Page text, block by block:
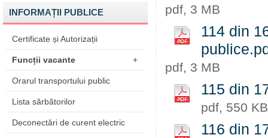
INFORMAȚII PUBLICE
Certificate și Autorizații
Funcții vacante +
Orarul transportului public
Lista sărbătorilor
Deconectări de curent electric
pdf, 3 MB
114 din
pdf, 3 MB
115 din
pdf, 550 KB
116 din